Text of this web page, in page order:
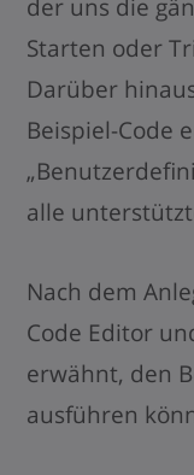
der uns die
Starten oder
Darüber
Beispiel-Code
alle
Nach dem
Code Editor
erwähnt, den
ausführen